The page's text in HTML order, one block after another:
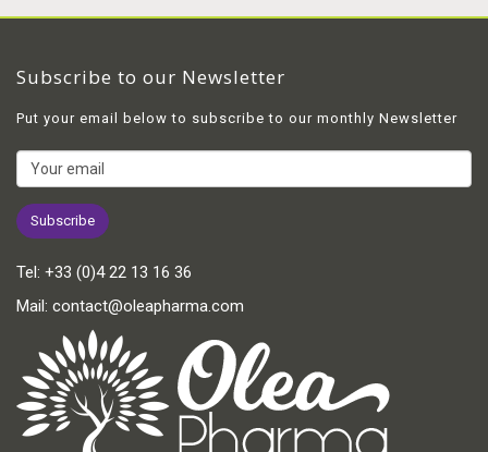
Subscribe to our Newsletter
Put your email below to subscribe to our monthly Newsletter
Tel: +33 (0)4 22 13 16 36
Mail: contact@oleapharma.com